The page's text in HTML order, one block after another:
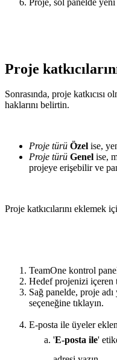
Proje
Sonrasında, proje katkıcısı
haklarını belirtin.
Proje türü Özel ise,
Proje türü Genel ise,
projeye erişebilir ve
Proje katkıcılarını eklemek
TeamOne kontrol
Hedef projenizi içeren
Sağ panelde, proje adı
seçeneğine tıklayın.
E-posta ile üyeler
'E-posta ile'